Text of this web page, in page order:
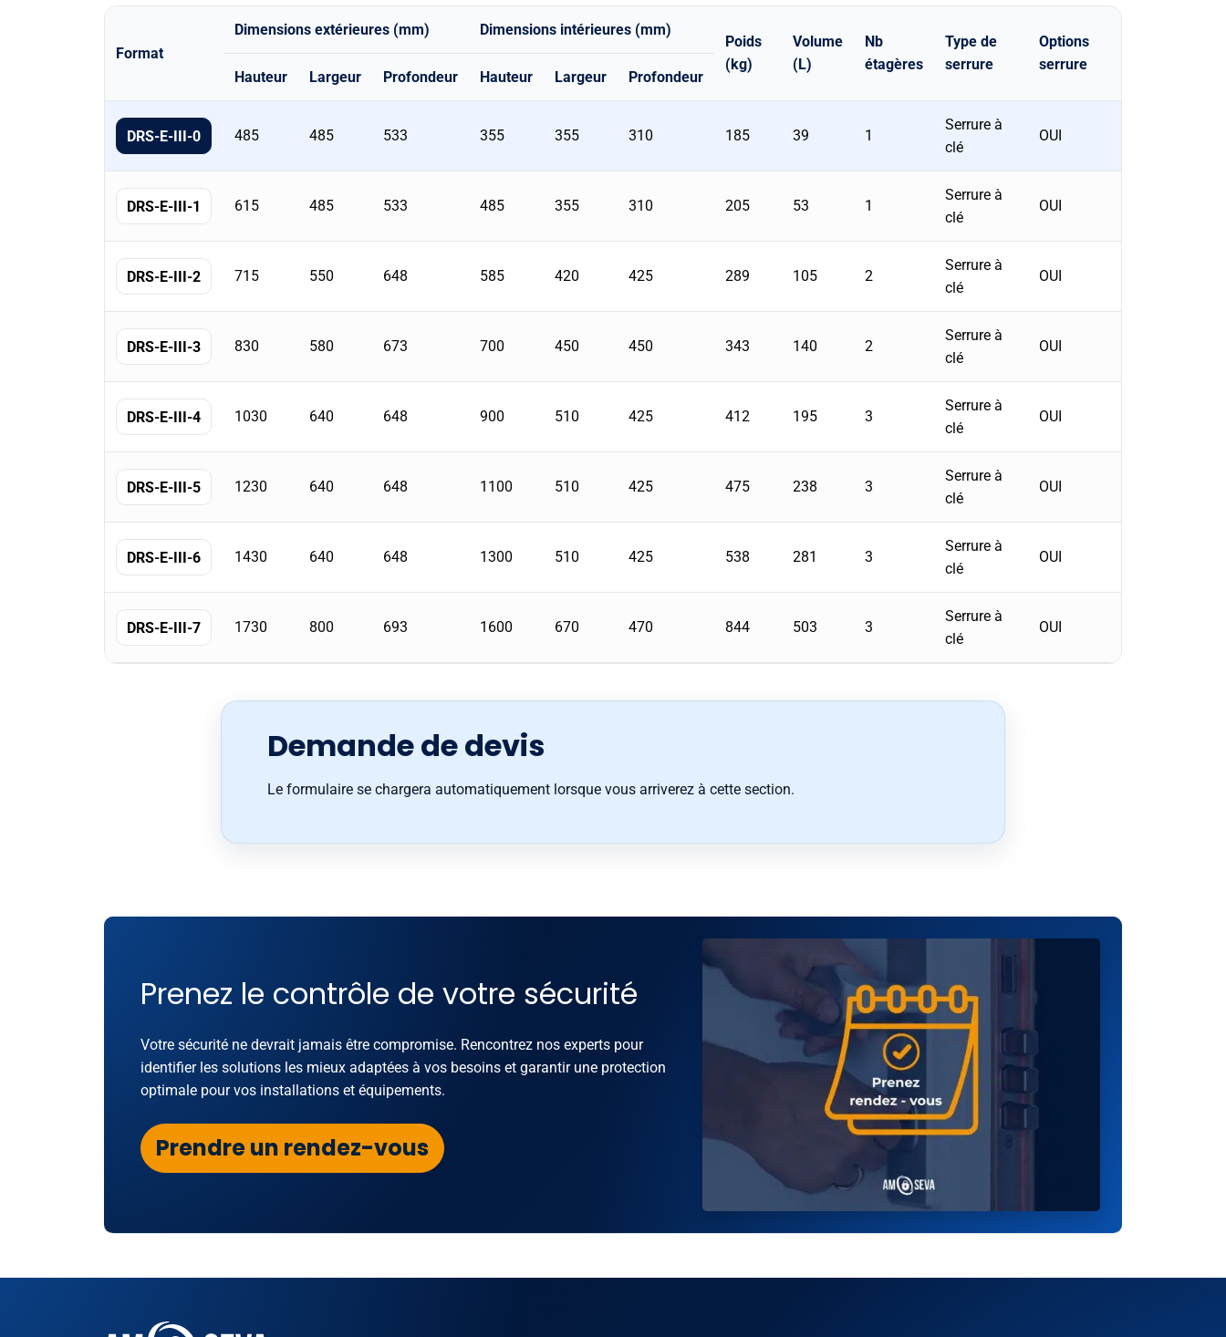
récapitulatif
des
avec
dimensions,
volume,
étagères
et
serrures.
Format
Dimensions extérieures (mm) Dimensions intérieures (mm)
Poids
(kg)
Volume
(L)
Nb
étagères
Type de
serrure
Options
serrure
Hauteur Largeur Profondeur Hauteur Largeur Profondeur
DRS-E-III-0 485 485 533 355 355 310 185 39 1
Serrure à
clé
OUI
DRS-E-III-1 615 485 533 485 355 310 205 53 1
Serrure à
clé
OUI
DRS-E-III-2 715 550 648 585 420 425 289 105 2
Serrure à
clé
OUI
DRS-E-III-3 830 580 673 700 450 450 343 140 2
Serrure à
clé
OUI
DRS-E-III-4 1030 640 648 900 510 425 412 195 3
Serrure à
clé
OUI
DRS-E-III-5 1230 640 648 1100 510 425 475 238 3
Serrure à
clé
OUI
DRS-E-III-6 1430 640 648 1300 510 425 538 281 3
Serrure à
clé
OUI
DRS-E-III-7 1730 800 693 1600 670 470 844 503 3
Serrure à
clé
OUI
Demande de devis
Le formulaire se chargera automatiquement lorsque vous arriverez à cette section.
Prenez le contrôle de votre sécurité
Votre sécurité ne devrait jamais être compromise. Rencontrez nos experts pour
identifier les solutions les mieux adaptées à vos besoins et garantir une protection
optimale pour vos installations et équipements.
Prendre un rendez-vous